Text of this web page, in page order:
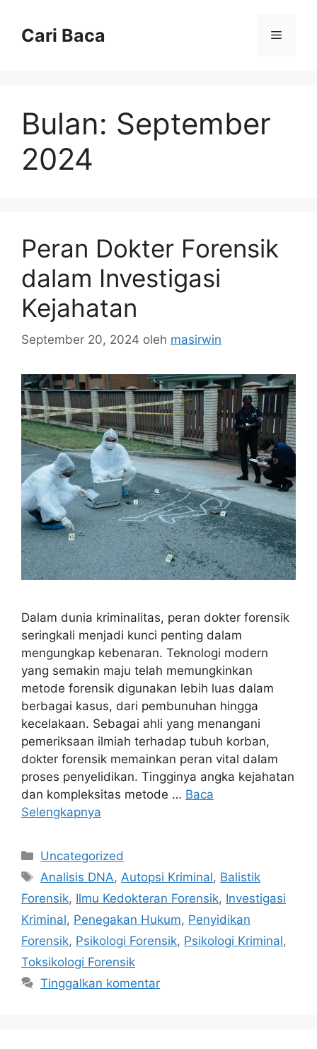
Cari Baca Menu
Bulan: September
2024
Peran Dokter Forensik
dalam Investigasi
Kejahatan
September 20, 2024 oleh masirwin
Dalam dunia kriminalitas, peran dokter forensik
seringkali menjadi kunci penting dalam
mengungkap kebenaran. Teknologi modern
yang semakin maju telah memungkinkan
metode forensik digunakan lebih luas dalam
berbagai kasus, dari pembunuhan hingga
kecelakaan. Sebagai ahli yang menangani
pemeriksaan ilmiah terhadap tubuh korban,
dokter forensik memainkan peran vital dalam
proses penyelidikan. Tingginya angka kejahatan
dan kompleksitas metode … Baca
Selengkapnya
Kategori
Uncategorized
Tag
Analisis DNA, Autopsi Kriminal, Balistik
Forensik, Ilmu Kedokteran Forensik, Investigasi
Kriminal, Penegakan Hukum, Penyidikan
Forensik, Psikologi Forensik, Psikologi Kriminal,
Toksikologi Forensik
Tinggalkan komentar